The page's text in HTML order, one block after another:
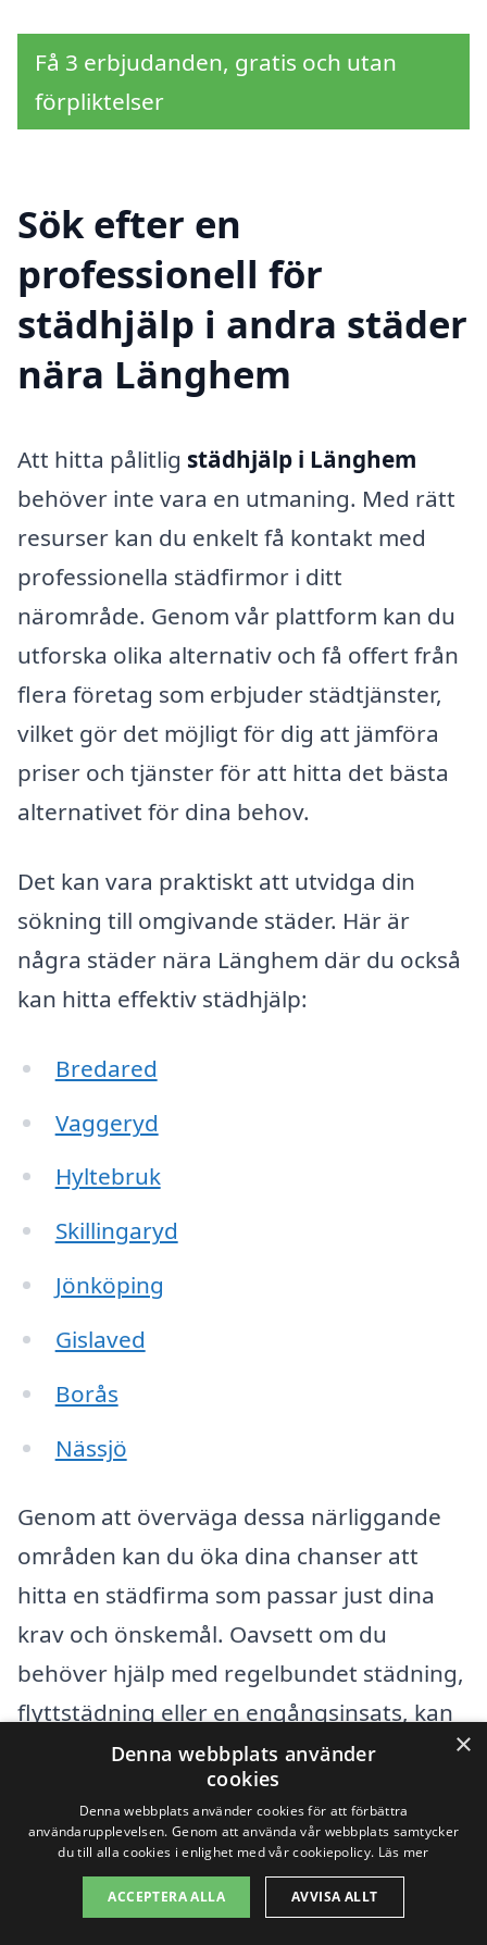
Få 3 erbjudanden, gratis och utan
förpliktelser
Sök efter en
professionell för
städhjälp i andra städer
nära Länghem
Att hitta pålitlig städhjälp i Länghem
behöver inte vara en utmaning. Med rätt
resurser kan du enkelt få kontakt med
professionella städfirmor i ditt
närområde. Genom vår plattform kan du
utforska olika alternativ och få offert från
flera företag som erbjuder städtjänster,
vilket gör det möjligt för dig att jämföra
priser och tjänster för att hitta det bästa
alternativet för dina behov.
Det kan vara praktiskt att utvidga din
sökning till omgivande städer. Här är
några städer nära Länghem där du också
kan hitta effektiv städhjälp:
Bredared
Vaggeryd
Hyltebruk
Skillingaryd
Jönköping
Gislaved
Borås
Nässjö
Genom att överväga dessa närliggande
områden kan du öka dina chanser att
hitta en städfirma som passar just dina
krav och önskemål. Oavsett om du
behöver hjälp med regelbundet städning,
flyttstädning eller en engångsinsats, kan
du bekvämt begära offert online och få
Att använda en plattform som vår innebär
också att du kan läsa recensioner och
×
Denna webbplats använder
cookies
Denna webbplats använder cookies för att förbättra
användarupplevelsen. Genom att använda vår webbplats samtycker
du till alla cookies i enlighet med vår cookiepolicy. Läs mer
ACCEPTERA ALLA AVVISA ALLT